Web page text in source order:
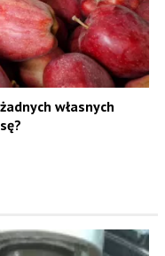
własnych